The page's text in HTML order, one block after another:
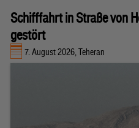
Schifffahrt in Straße von
gestört
7. August 2026, Teheran